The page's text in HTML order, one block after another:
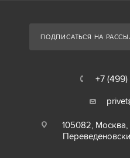
ПОДПИСАТЬСЯ НА
+7
105082, Москва,